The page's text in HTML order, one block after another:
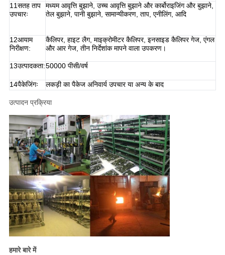
11सतह ताप
उपचारः
मध्यम आवृत्ति बुझाने, उच्च आवृत्ति बुझाने और कार्बोराइजिंग और बुझाने,
तेल बुझाने, पानी बुझाने, सामान्यीकरण, ताप, एनीलिंग, आदि
12आयाम
निरीक्षण:
कैलिपर, हाइट लैग, माइक्रोमीटर कैलिपर, इनसाइड कैलिपर गेज, एंगल
और आर गेज, तीन निर्देशांक मापने वाला उपकरण।
13उत्पादकता:50000 पीसी/वर्ष
14पैकेजिंगः लकड़ी का पैकेज अनिवार्य उपचार या अन्य के बाद
उत्पादन प्रक्रिया
हमारे बारे में